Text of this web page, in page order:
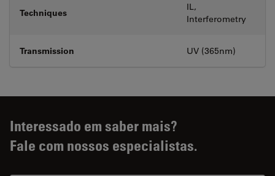
Techniques
IL,
Interferometry
Transmission UV (365nm)
Interessado em saber mais?
Fale com nossos especialistas.